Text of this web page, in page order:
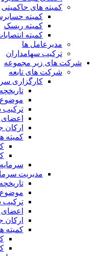
کمیته های حاکمیتی
کمیته
کمیته ریسک
کمیته
مدیرعامل ها
ترکیب سهامداران
شرکت های زیر مجموعه
شرکت های تابعه
کارگزاری
تاریخچه
موضوع
ترکیب
ارکان
کمیته
مدیریت
تاریخچه
موضوع
ترکیب
ارکان
کمیته